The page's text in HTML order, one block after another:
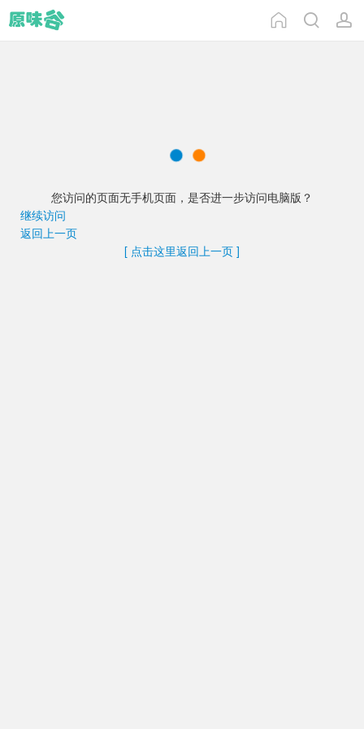
您访问的页面无手机页面，是否进一步访问电脑版？
继续访问
返回上一页
[ 点击这里返回上一页 ]